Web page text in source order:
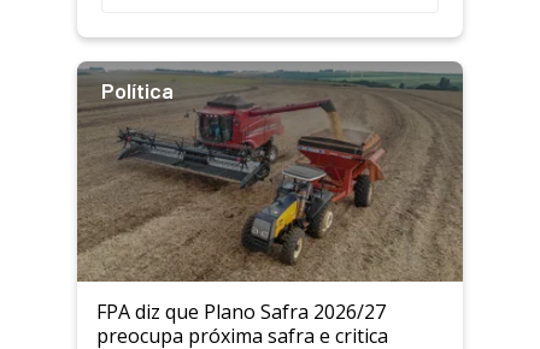
Política
FPA diz que Plano Safra 2026/27
preocupa próxima safra e critica